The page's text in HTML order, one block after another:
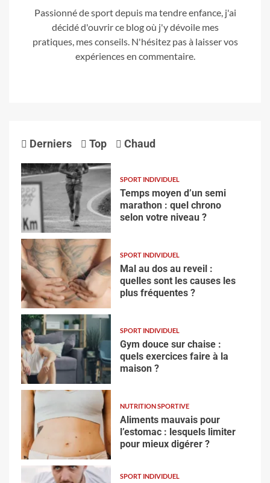
Passionné de sport depuis ma tendre enfance, j'ai
décidé d'ouvrir ce blog où j'y dévoile mes
pratiques, mes conseils. N'hésitez pas à laisser vos
expériences en commentaire.
Derniers Top Chaud
SPORT INDIVIDUEL
Temps moyen d’un semi
marathon : quel chrono
selon votre niveau ?
SPORT INDIVIDUEL
Mal au dos au reveil :
quelles sont les causes les
plus fréquentes ?
SPORT INDIVIDUEL
Gym douce sur chaise :
quels exercices faire à la
maison ?
NUTRITION SPORTIVE
Aliments mauvais pour
l’estomac : lesquels limiter
pour mieux digérer ?
SPORT INDIVIDUEL